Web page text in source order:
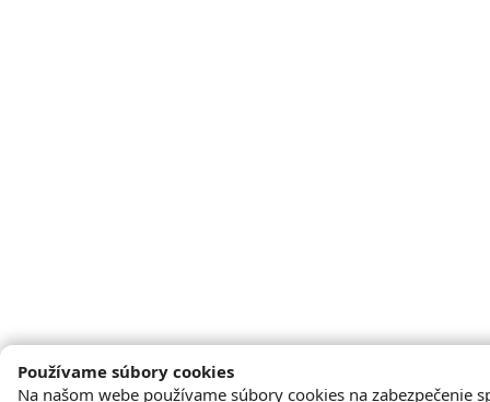
Používame súbory cookies
Na našom webe používame súbory cookies na zabezpečenie